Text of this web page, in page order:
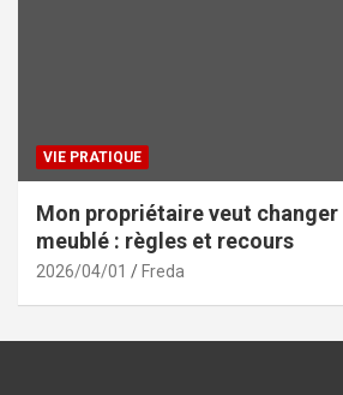
VIE PRATIQUE
Mon propriétaire veut changer
meublé : règles et recours
2026/04/01 Freda